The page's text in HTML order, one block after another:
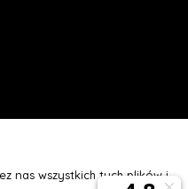
nas wszystkich tych plików i